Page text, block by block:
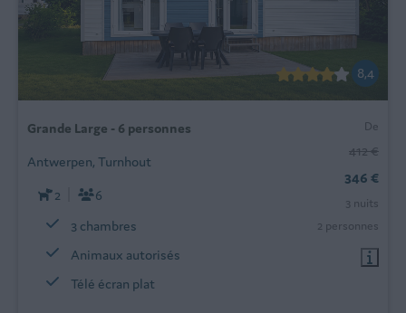
8,4
De
412 €
346 €
3 nuits
2 personnes
Grande Large - 6 personnes
Antwerpen, Turnhout
2
6
3 chambres
Animaux autorisés
Télé écran plat